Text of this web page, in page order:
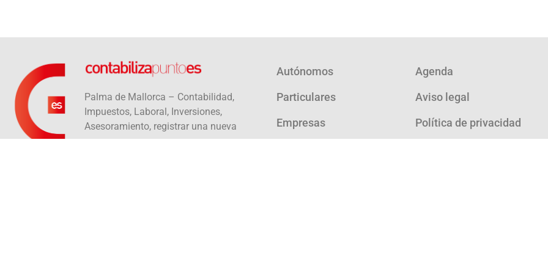
Palma de Mallorca – Contabilidad,
Impuestos, Laboral, Inversiones,
Asesoramiento, registrar una nueva
empresa
Autónomos
Particulares
Empresas
Agenda
Aviso legal
Política de privacidad